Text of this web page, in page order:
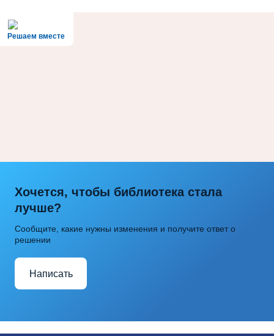
Решаем вместе
Хочется, чтобы библиотека стала
лучше?
Сообщите, какие нужны изменения и получите ответ о
решении
Написать